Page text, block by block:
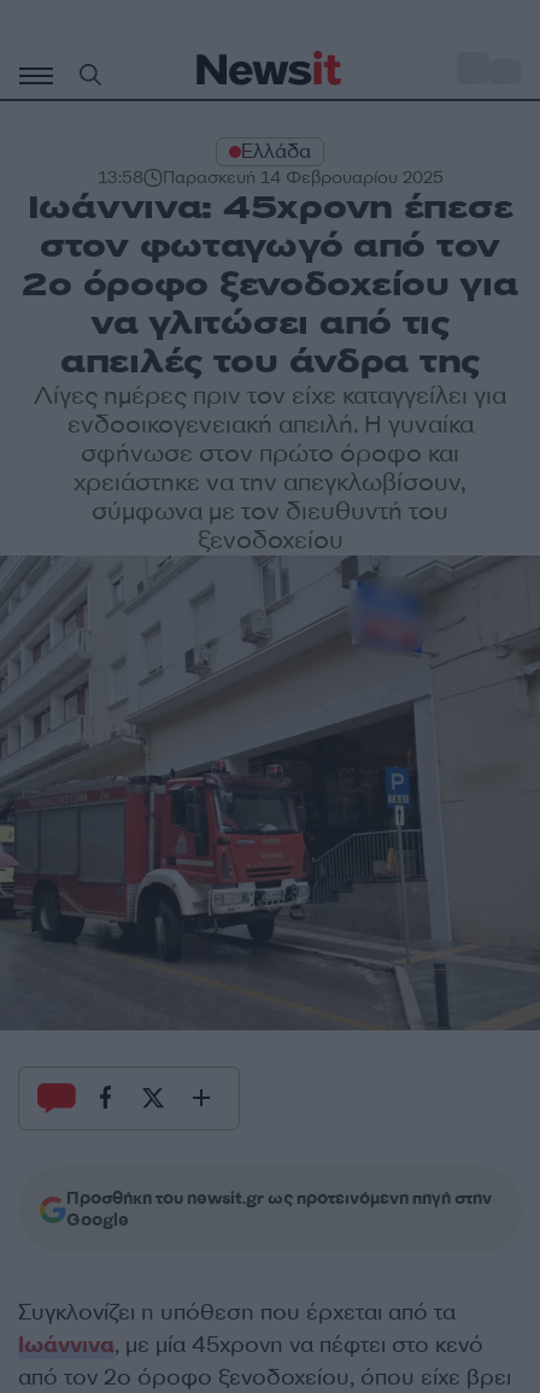
περιεχόμενο
Ελλάδα
13:58 Παρασκευή 14 Φεβρουαρίου 2025
Ιωάννινα: 45χρονη έπεσε
στον φωταγωγό από τον
2ο όροφο ξενοδοχείου για
να γλιτώσει από τις
απειλές του άνδρα της
Λίγες ημέρες πριν τον είχε καταγγείλει για
ενδοοικογενειακή απειλή. Η γυναίκα
σφήνωσε στον πρώτο όροφο και
χρειάστηκε να την απεγκλωβίσουν,
σύμφωνα με τον διευθυντή του
ξενοδοχείου
Προσθήκη του newsit.gr ως προτεινόμενη πηγή στην
Google
Συγκλονίζει η υπόθεση που έρχεται από τα
Ιωάννινα, με μία 45χρονη να πέφτει στο κενό
από τον 2ο όροφο ξενοδοχείου, όπου είχε βρει